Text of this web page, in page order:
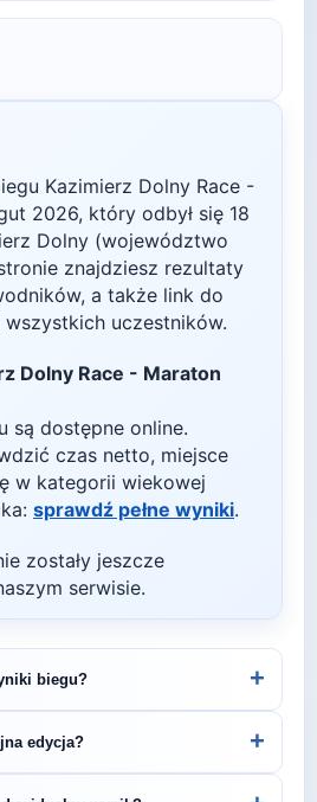
Kazimierz Dolny Race -
2026, który odbył się 18
Dolny (województwo
znajdziesz rezultaty
a także link do
wszystkich uczestników.
Dolny Race - Maraton
są dostępne online.
czas netto, miejsce
w kategorii wiekowej
sprawdź pełne wyniki.
zostały jeszcze
serwisie.
biegu? +
na platformach takich jak
czy MarathonSport.
edycja? +